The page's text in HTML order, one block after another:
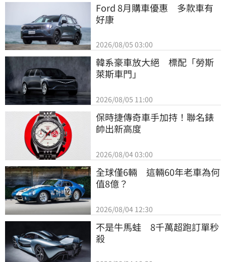
Ford 8月購車優惠　多款車有
好康
2026/08/05 03:00
韓系豪車放大絕　標配「勞斯
萊斯車門」
2026/08/05 11:00
保時捷傳奇車手加持！聯名錶
帥出新高度
2026/08/04 03:00
全球僅6輛　這輛60年老車為何
值8億？
2026/08/04 12:30
不是牛馬蛙　8千萬超跑訂單秒
殺